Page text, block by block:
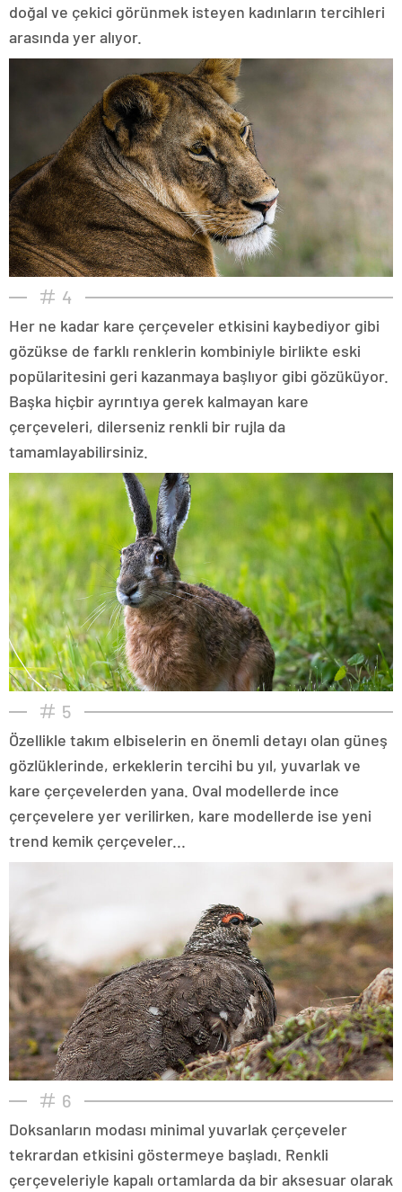
doğal ve çekici görünmek isteyen kadınların tercihleri
arasında yer alıyor.
4
Her ne kadar kare çerçeveler etkisini kaybediyor gibi
gözükse de farklı renklerin kombiniyle birlikte eski
popülaritesini geri kazanmaya başlıyor gibi gözüküyor.
Başka hiçbir ayrıntıya gerek kalmayan kare
çerçeveleri, dilerseniz renkli bir rujla da
tamamlayabilirsiniz.
5
Özellikle takım elbiselerin en önemli detayı olan güneş
gözlüklerinde, erkeklerin tercihi bu yıl, yuvarlak ve
kare çerçevelerden yana. Oval modellerde ince
çerçevelere yer verilirken, kare modellerde ise yeni
trend kemik çerçeveler...
6
Doksanların modası minimal yuvarlak çerçeveler
tekrardan etkisini göstermeye başladı. Renkli
çerçeveleriyle kapalı ortamlarda da bir aksesuar olarak